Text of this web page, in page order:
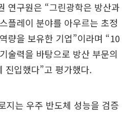
연구원은 “그린광학은 방산과
플레이 분야를 아우르는 초정
량을 보유한 기업”이라며 “10
술력을 바탕으로 방산 부문의
진입했다”고 평가했다.
지는 우주 반도체 성능을 검증